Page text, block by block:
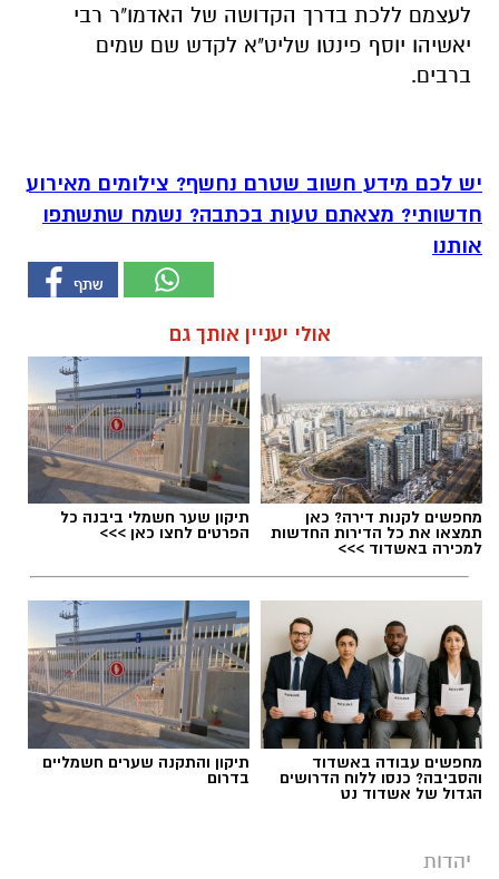
לעצמם ללכת בדרך הקדושה של האדמו"ר רבי
יאשיהו יוסף פינטו שליט"א לקדש שם שמים
ברבים.
יש לכם מידע חשוב שטרם נחשף? צילומים מאירוע
חדשותי? מצאתם טעות בכתבה? נשמח שתשתפו
אותנו
אולי יעניין אותך גם
מחפשים לקנות דירה? כאן
תמצאו את כל הדירות החדשות
למכירה באשדוד >>>
תיקון שער חשמלי ביבנה כל
הפרטים לחצו כאן >>>
מחפשים עבודה באשדוד
והסביבה? כנסו ללוח הדרושים
הגדול של אשדוד נט
תיקון והתקנה שערים חשמליים
בדרום
יהדות